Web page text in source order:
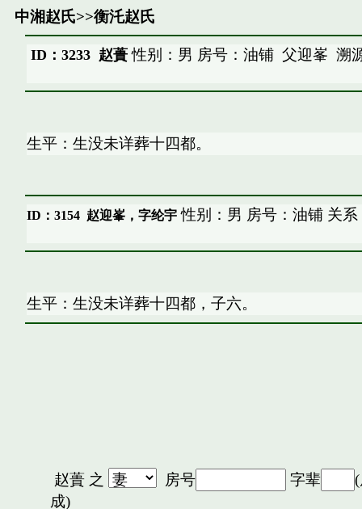
中湘赵氏>>衡汑赵氏
ID：3233 赵蕢性别：男 房号：油铺 父迎峯 溯
生平：生没未详葬十四都。
ID：3154 赵迎峯，字纶宇性别：男 房号：油铺 关系
生平：生没未详葬十四都，子六。
赵蕢之 房号 字辈
成)